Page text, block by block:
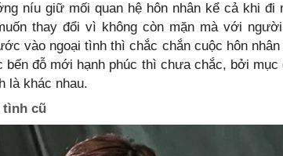
níu giữ mối quan hệ hôn nhân kể cả khi đi
thay đổi vì không còn mặn mà với
vào ngoại tình thì chắc chắn cuộc hôn
đỗ mới hạnh phúc thì chưa chắc, bởi
là khác nhau.
tình cũ